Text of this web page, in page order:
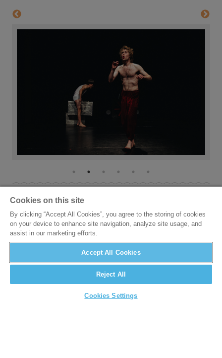
SPEELDATA vorige
Cookies on this site
By clicking “Accept All Cookies”, you agree to the storing of cookies
on your device to enhance site navigation, analyze site usage, and
assist in our marketing efforts.
Accept All Cookies
Reject All
Cookies Settings